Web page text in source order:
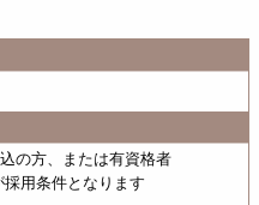
の方、または有資格者
用条件となります